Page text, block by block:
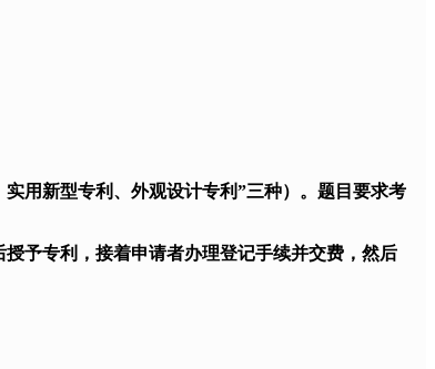
用新型专利、外观设计专利”三种）。题目要求考
予专利，接着申请者办理登记手续并交费，然后